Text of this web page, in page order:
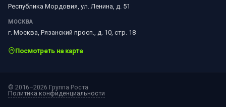
Республика Мордовия, ул. Ленина, д. 51
МОСКВА
г. Москва, Рязанский просп., д. 10, стр. 18
Посмотреть на карте
© 2016–2026 Группа Роста
Политика конфиденциальности